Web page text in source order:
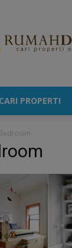
CARI PROPERTI